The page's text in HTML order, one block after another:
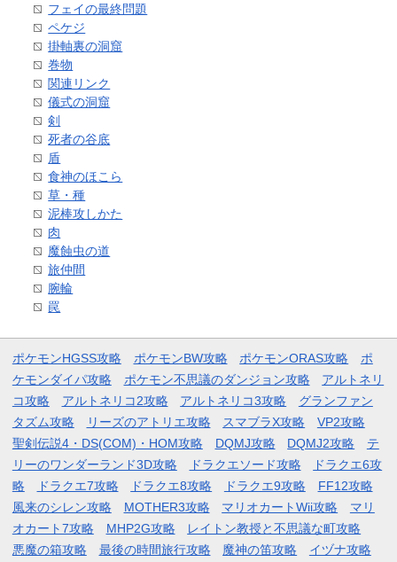
フェイの最終問題
ペケジ
掛軸裏の洞窟
巻物
関連リンク
儀式の洞窟
剣
死者の谷底
盾
食神のほこら
草・種
泥棒攻しかた
肉
魔蝕虫の道
旅仲間
腕輪
罠
ポケモンHGSS攻略 ポケモンBW攻略 ポケモンORAS攻略
ポ
ケモンダイパ攻略
ポケモン不思議のダンジョン攻略
アルトネリ
コ攻略
アルトネリコ2攻略 アルトネリコ3攻略
グランファン
タズム攻略
リーズのアトリエ攻略 スマブラX攻略
VP2攻略
聖剣伝説4・DS(COM)・HOM攻略
DQMJ攻略 DQMJ2攻略
テ
リーのワンダーランド3D攻略
ドラクエソード攻略
ドラクエ6攻
略
ドラクエ7攻略 ドラクエ8攻略 ドラクエ9攻略
FF12攻略
風来のシレン攻略
MOTHER3攻略 マリオカートWii攻略
マリ
オカート7攻略
MHP2G攻略
レイトン教授と不思議な町攻略
悪魔の箱攻略
最後の時間旅行攻略 魔神の笛攻略 イヅナ攻略